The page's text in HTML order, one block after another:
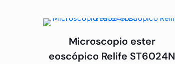
Microscopio ester
eoscópico Relife ST6024N